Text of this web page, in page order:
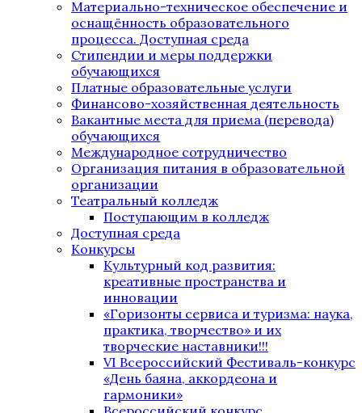
Материально-техническое обеспечение и
оснащённость образовательного
процесса. Доступная среда
Стипендии и меры поддержки
обучающихся
Платные образовательные услуги
Финансово-хозяйственная деятельность
Вакантные места для приема (перевода)
обучающихся
Международное сотрудничество
Организация питания в образовательной
организации
Театральный колледж
Поступающим в колледж
Доступная среда
Конкурсы
Культурный код развития:
креативные пространства и
инновации
«Горизонты сервиса и туризма: наука,
практика, творчество» и их
творческие наставники!!!
VI Всероссийский Фестиваль-конкурс
«День баяна, аккордеона и
гармоники»